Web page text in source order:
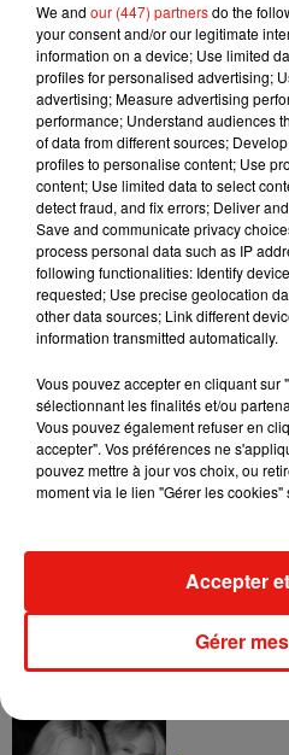
de primaire. Et à partir du 3 mai
lycées, possiblement en jauge
étudiants, ils pourront continuer
semaine à l'université.
Le chef de l'Etat a aussi donné
contre la Covid. A partir du 16
Français de plus de 60 ans. Et
plus de 50 ans.
Nous sommes "dans une
Entre la vaccination d'une part
nouvelle forme de virus".
territoire.
7 août 2026
dans son
We and our (447) partnersdo the
your consent and/or our legitimate
information on a device; Use limited
profiles for personalised advertising;
advertising; Measure advertising
performance; Understand audiences
of data from different sources;
profiles to personalise content; Use
content; Use limited data to select
detect fraud, and fix errors; Deliver
Save and communicate privacy
process personal data such as IP
following functionalities: Identify
requested; Use precise geolocation
other data sources; Link different
information transmitted automatically.
Vous pouvez accepter en cliquant sur
sélectionnant les finalités et/ou
Vous pouvez également refuser en
accepter". Vos préférences ne
pouvez mettre à jour vos choix, ou
moment via le lien "Gérer les
Gérer
Accepter